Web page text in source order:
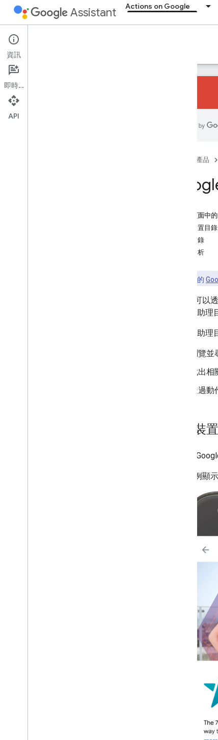
Assistant Actions on Google
Actions on Google
建立方法
產品
這個頁面中
行動裝置目錄
網站目錄
數據分析
查看網路上的
使用者可以
Google 助
Google 助理
瀏覽
找出
透過
行動裝
行動版
下列範例顯
資訊
即時通訊
API